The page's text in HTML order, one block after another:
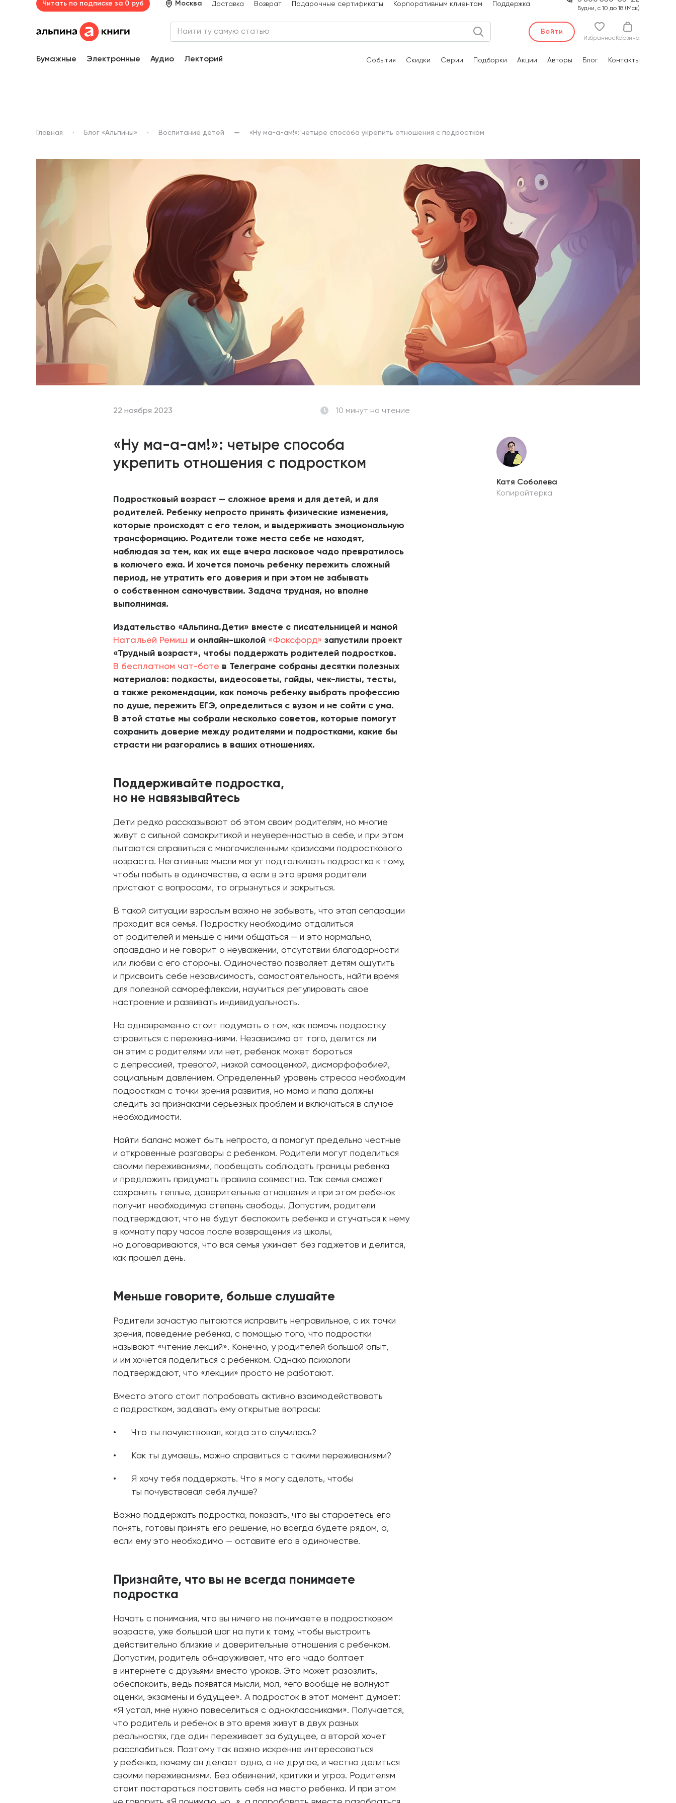
Читать по подписке за 0 руб Москва Доставка Возврат Подарочные сертификаты Корпоративным клиентам Поддержка
Будни, с 10 до 18 (Мск)
Войти
Избранное Корзина
Бумажные Электронные Аудио Лекторий События Скидки Серии Подборки Акции Авторы Блог Контакты
Главная Блог «Альпины» Воспитание детей «Ну ма-а-ам!»: четыре способа укрепить отношения с подростком
22 ноября 2023 10 минут на чтение
«Ну ма-а-ам!»: четыре способа
укрепить отношения с подростком
Подростковый возраст — сложное время и для детей, и для
родителей. Ребенку непросто принять физические изменения,
которые происходят с его телом, и выдерживать эмоциональную
трансформацию. Родители тоже места себе не находят,
наблюдая за тем, как их еще вчера ласковое чадо превратилось
в колючего ежа. И хочется помочь ребенку пережить сложный
период, не утратить его доверия и при этом не забывать
о собственном самочувствии. Задача трудная, но вполне
выполнимая.
Издательство «Альпина.Дети» вместе с писательницей и мамой
Натальей Ремиш и онлайн-школой «Фоксфорд» запустили проект
«Трудный возраст», чтобы поддержать родителей подростков.
В бесплатном чат-боте в Телеграме собраны десятки полезных
материалов: подкасты, видеосоветы, гайды, чек-листы, тесты,
а также рекомендации, как помочь ребенку выбрать профессию
по душе, пережить ЕГЭ, определиться с вузом и не сойти с ума.
В этой статье мы собрали несколько советов, которые помогут
сохранить доверие между родителями и подростками, какие бы
страсти ни разгорались в ваших отношениях.
Поддерживайте подростка,
но не навязывайтесь
Дети редко рассказывают об этом своим родителям, но многие
живут с сильной самокритикой и неуверенностью в себе, и при этом
пытаются справиться с многочисленными кризисами подросткового
возраста. Негативные мысли могут подталкивать подростка к тому,
чтобы побыть в одиночестве, а если в это время родители
пристают с вопросами, то огрызнуться и закрыться.
В такой ситуации взрослым важно не забывать, что этап сепарации
проходит вся семья. Подростку необходимо отдалиться
от родителей и меньше с ними общаться — и это нормально,
оправдано и не говорит о неуважении, отсутствии благодарности
или любви с его стороны. Одиночество позволяет детям ощутить
и присвоить себе независимость, самостоятельность, найти время
для полезной саморефлексии, научиться регулировать свое
настроение и развивать индивидуальность.
Но одновременно стоит подумать о том, как помочь подростку
справиться с переживаниями. Независимо от того, делится ли
он этим с родителями или нет, ребенок может бороться
с депрессией, тревогой, низкой самооценкой, дисморфофобией,
социальным давлением. Определенный уровень стресса необходим
подросткам с точки зрения развития, но мама и папа должны
следить за признаками серьезных проблем и включаться в случае
необходимости.
Найти баланс может быть непросто, а помогут предельно честные
и откровенные разговоры с ребенком. Родители могут поделиться
своими переживаниями, пообещать соблюдать границы ребенка
и предложить придумать правила совместно. Так семья сможет
сохранить теплые, доверительные отношения и при этом ребенок
получит необходимую степень свободы. Допустим, родители
подтверждают, что не будут беспокоить ребенка и стучаться к нему
в комнату пару часов после возвращения из школы,
но договариваются, что вся семья ужинает без гаджетов и делится,
как прошел день.
Меньше говорите, больше слушайте
Родители зачастую пытаются исправить неправильное, с их точки
зрения, поведение ребенка, с помощью того, что подростки
называют «чтение лекций». Конечно, у родителей большой опыт,
и им хочется поделиться с ребенком. Однако психологи
подтверждают, что «лекции» просто не работают.
Вместо этого стоит попробовать активно взаимодействовать
с подростком, задавать ему открытые вопросы:
Что ты почувствовал, когда это случилось?
Как ты думаешь, можно справиться с такими переживаниями?
Я хочу тебя поддержать. Что я могу сделать, чтобы
ты почувствовал себя лучше?
Важно поддержать подростка, показать, что вы стараетесь его
понять, готовы принять его решение, но всегда будете рядом, а,
если ему это необходимо — оставите его в одиночестве.
Признайте, что вы не всегда понимаете
подростка
Начать с понимания, что вы ничего не понимаете в подростковом
возрасте, уже большой шаг на пути к тому, чтобы выстроить
действительно близкие и доверительные отношения с ребенком.
Допустим, родитель обнаруживает, что его чадо болтает
в интернете с друзьями вместо уроков. Это может разозлить,
обеспокоить, ведь появятся мысли, мол, «его вообще не волнуют
оценки, экзамены и будущее». А подросток в этот момент думает:
«Я устал, мне нужно повеселиться с одноклассниками». Получается,
что родитель и ребенок в это время живут в двух разных
реальностях, где один переживает за будущее, а второй хочет
расслабиться. Поэтому так важно искренне интересоваться
у ребенка, почему он делает одно, а не другое, и честно делиться
своими переживаниями. Без обвинений, критики и угроз. Родителям
стоит постараться поставить себя на место ребенка. И при этом
Катя Соболева
Копирайтерка